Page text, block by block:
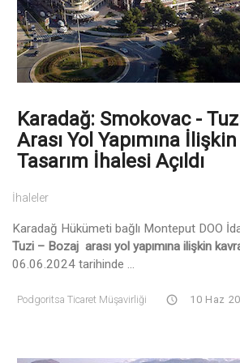
Karadağ: Smokovac -
Arası Yol Yapımına
Tasarım İhalesi Açıldı
İhaleler
Karadağ Hükümeti bağlı Monteput DOO
Tuzi – Bozaj arası yol yapımına ilişkin
06.06.2024 tarihinde ...
Podgoritsa Ticaret Müşavirliği 10 Haz